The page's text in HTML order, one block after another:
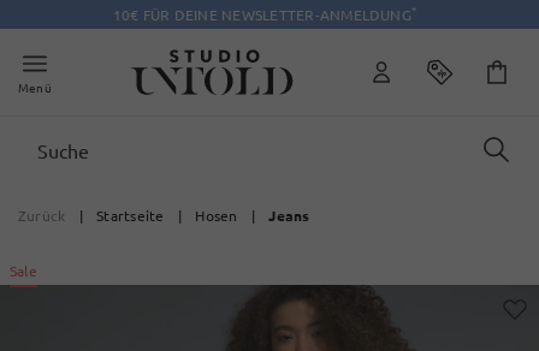
10€ FÜR DEINE NEWSLETTER-ANMELDUNG*
Menü
Zurück | Startseite | Hosen | Jeans
Sale